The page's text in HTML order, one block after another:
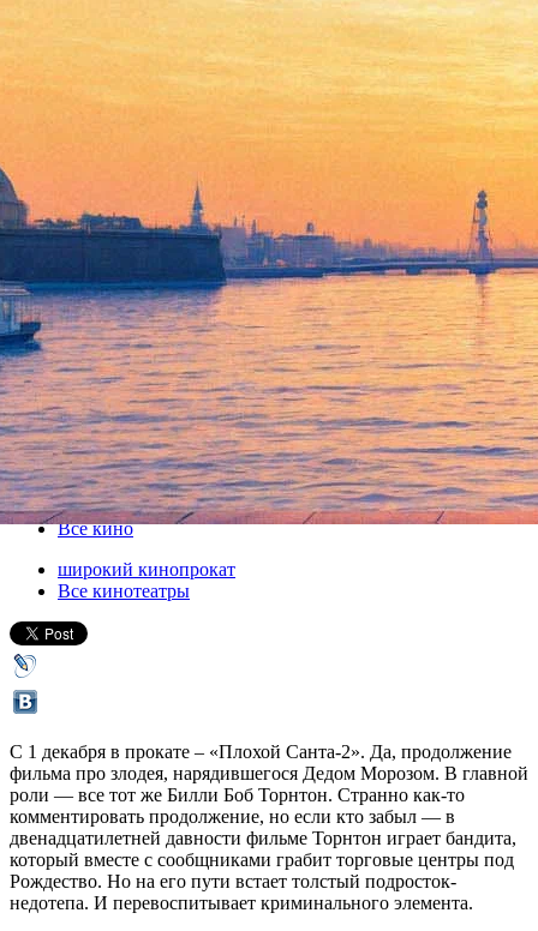
Плохой Санта вернется на
экраны
01 декабря 2016, четверг-14 декабря 2016, среда
Версия для печати
Все кино
широкий кинопрокат
Все кинотеатры
С 1 декабря в прокате – «Плохой Санта-2». Да, продолжение
фильма про злодея, нарядившегося Дедом Морозом. В главной
роли — все тот же Билли Боб Торнтон. Странно как-то
комментировать продолжение, но если кто забыл — в
двенадцатилетней давности фильме Торнтон играет бандита,
который вместе с сообщниками грабит торговые центры под
Рождество. Но на его пути встает толстый подросток-
недотепа. И перевоспитывает криминального элемента.